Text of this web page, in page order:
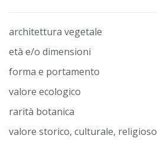
architettura vegetale
età e/o dimensioni
forma e portamento
valore ecologico
rarità botanica
valore storico, culturale, religioso